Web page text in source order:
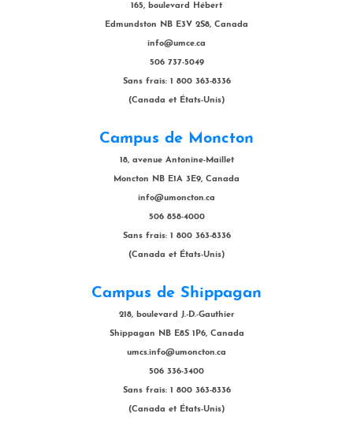
165, boulevard Hébert
Edmundston NB E3V 2S8, Canada
info@umce.ca
506 737-5049
Sans frais: 1 800 363-8336
(Canada et États-Unis)
Campus de Moncton
18, avenue Antonine-Maillet
Moncton NB E1A 3E9, Canada
info@umoncton.ca
506 858-4000
Sans frais: 1 800 363-8336
(Canada et États-Unis)
Campus de Shippagan
218, boulevard J.-D.-Gauthier
Shippagan NB E8S 1P6, Canada
umcs.info@umoncton.ca
506 336-3400
Sans frais: 1 800 363-8336
(Canada et États-Unis)